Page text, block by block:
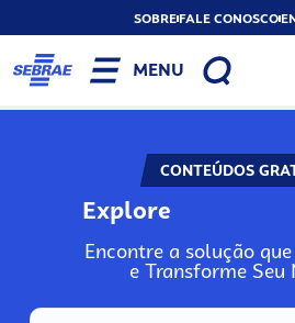
SOBREFALE CONOSCO
MENU
CONTEÚDOS
Explore
Encontre a solução
e Transforme Seu